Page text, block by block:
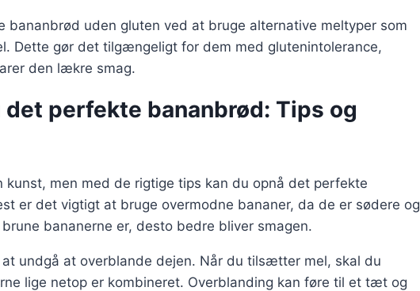
bananbrød uden gluten ved at bruge alternative meltyper som
Dette gør det tilgængeligt for dem med glutenintolerance,
den lækre smag.
det perfekte bananbrød: Tips og
kunst, men med de rigtige tips kan du opnå det perfekte
er det vigtigt at bruge overmodne bananer, da de er sødere og
bananerne er, desto bedre bliver smagen.
undgå at overblande dejen. Når du tilsætter mel, skal du
lige netop er kombineret. Overblanding kan føre til et tæt og